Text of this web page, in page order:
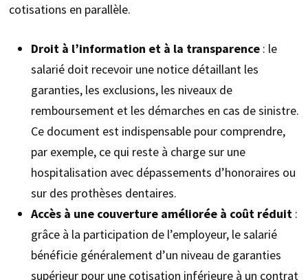
cotisations en parallèle.
Droit à l’information et à la transparence: le
salarié doit recevoir une notice détaillant les
garanties, les exclusions, les niveaux de
remboursement et les démarches en cas de sinistre.
Ce document est indispensable pour comprendre,
par exemple, ce qui reste à charge sur une
hospitalisation avec dépassements d’honoraires ou
sur des prothèses dentaires.
Accès à une couverture améliorée à coût réduit:
grâce à la participation de l’employeur, le salarié
bénéficie généralement d’un niveau de garanties
supérieur pour une cotisation inférieure à un contrat